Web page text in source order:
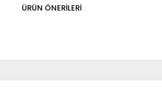
ÜRÜN ÖNERILERI